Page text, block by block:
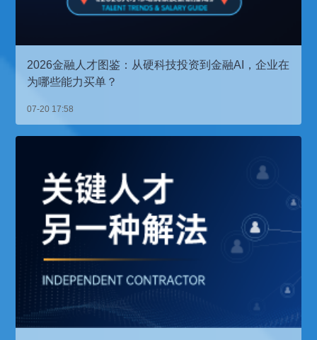
2026金融人才图鉴：从硬科技投资到金融AI，企业在
为哪些能力买单？
07-20 17:58